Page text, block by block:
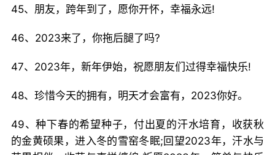
45、朋友，跨年到了，愿你开怀，幸福永远!
46、2023来了，你拖后腿了吗?
47、2023年，新年伊始，祝愿朋友们过得幸福快乐!
48、珍惜今天的拥有，明天才会富有，2023你好。
49、种下春的希望种子，付出夏的汗水培育，收获秋
的金黄硕果，进入冬的雪窑冬眠;回望2023年，汗水与